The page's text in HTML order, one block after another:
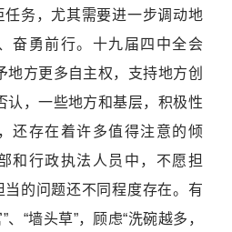
务，尤其需要进一步调动地
奋勇前行。十九届四中全会
地方更多自主权，支持地方创
认，一些地方和基层，积极性
还存在着许多值得注意的倾
和行政执法人员中，不愿担
当的问题还不同程度存在。有
、“墙头草”，顾虑“洗碗越多，